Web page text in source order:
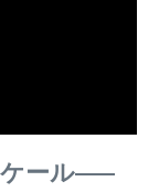
ケール——